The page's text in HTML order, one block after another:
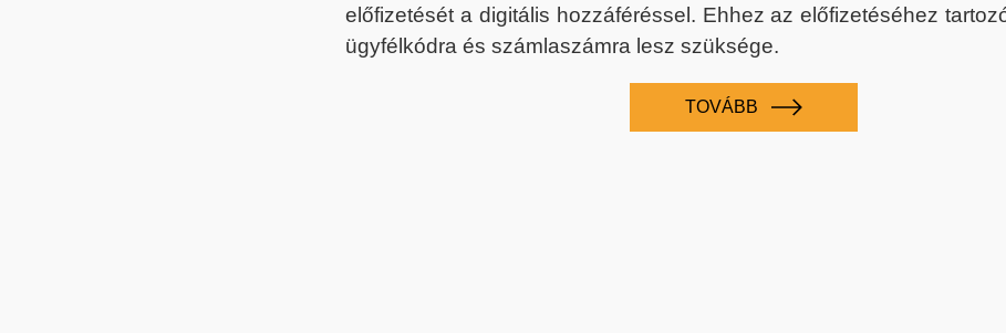
előfizetését a digitális hozzáféréssel. Ehhez az előfizetéséhez
ügyfélkódra és számlaszámra lesz szüksége.
TOVÁBB